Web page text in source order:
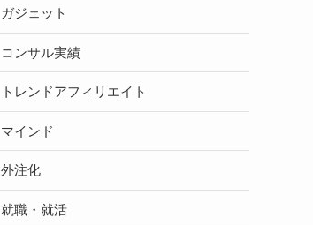
ガジェット
コンサル実績
トレンドアフィリエイト
マインド
外注化
就職・就活